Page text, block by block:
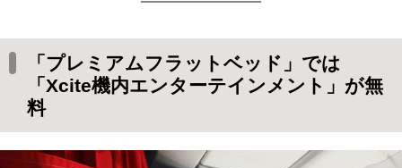
「プレミアムフラットベッド」では
「Xcite機内エンターテインメント」が無
料